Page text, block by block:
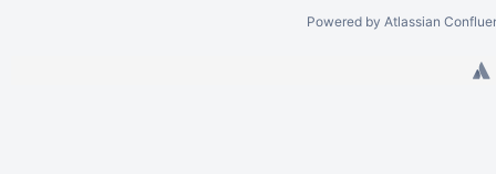
Powered by Atlassian